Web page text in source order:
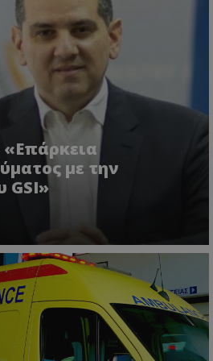
«Επάρκεια
με την
GSI»
Microsoft Corporation
YouTube
.youtube.com